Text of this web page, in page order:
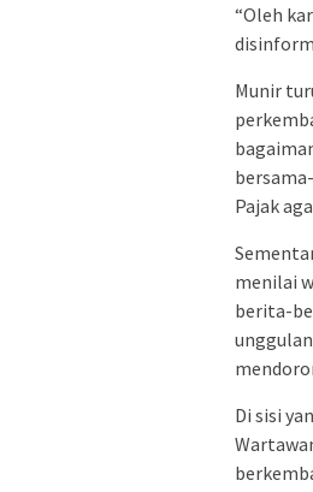
“Oleh
Munir
Pajak
menilai
berita-
Di sisi